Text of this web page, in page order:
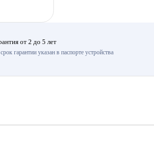
от 2 до 5 лет
гарантии указан в паспорте устройства